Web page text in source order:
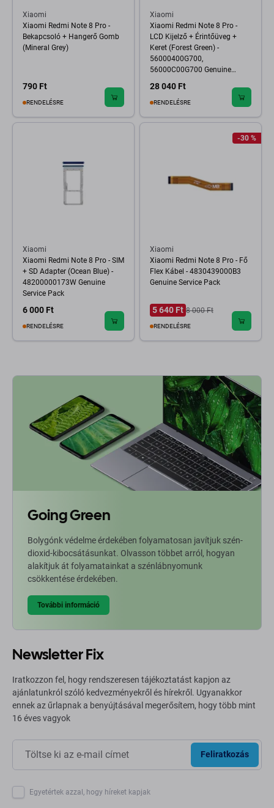
Xiaomi
Xiaomi Redmi Note 8 Pro -
Bekapcsoló + Hangerő Gomb
(Mineral Grey)
790 Ft
RENDELÉSRE
Xiaomi
Xiaomi Redmi Note 8 Pro -
LCD Kijelző + Érintőüveg +
Keret (Forest Green) -
56000400G700,
56000C00G700 Genuine
28 040 Ft
RENDELÉSRE
Xiaomi
Xiaomi Redmi Note 8 Pro - SIM
+ SD Adapter (Ocean Blue) -
48200000173W Genuine
Service Pack
6 000 Ft
RENDELÉSRE
-30 %
Xiaomi
Xiaomi Redmi Note 8 Pro - Fő
Flex Kábel - 4830439000B3
Genuine Service Pack
5 640 Ft 8 000 Ft
RENDELÉSRE
Going Green
Bolygónk védelme érdekében folyamatosan javítjuk szén-
dioxid-kibocsátásunkat. Olvasson többet arról, hogyan
alakítjuk át folyamatainkat a szénlábnyomunk
csökkentése érdekében.
További információ
Newsletter Fix
Iratkozzon fel, hogy rendszeresen tájékoztatást kapjon az
ajánlatunkról szóló kedvezményekről és hírekről. Ugyanakkor
ennek az űrlapnak a benyújtásával megerősítem, hogy több mint
16 éves vagyok
Feliratkozás
Egyetértek azzal, hogy híreket kapjak